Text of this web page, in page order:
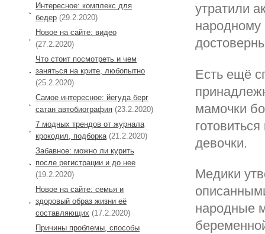
утратили
народному
Есть ещё
мамочки
девочки.
Медики
народные
Интересное: комплекс для
бедер (29.2.2020)
Новое на сайте: видео
(27.2.2020)
Что стоит посмотреть и чем
заняться на крите, любопытно
(25.2.2020)
Самое интересное: йегуда берг
сатан автобиография (23.2.2020)
7 модных трендов от журнала
крокодил, подборка (21.2.2020)
Забавное: можно ли курить
после регистрации и до нее
(19.2.2020)
Новое на сайте: семья и
здоровый образ жизни её
составляющих (17.2.2020)
Причины проблемы, способы